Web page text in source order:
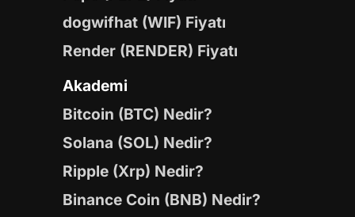
dogwifhat (WIF) Fiyatı
Render (RENDER) Fiyatı
Akademi
Bitcoin (BTC) Nedir?
Solana (SOL) Nedir?
Ripple (Xrp) Nedir?
Binance Coin (BNB) Nedir?